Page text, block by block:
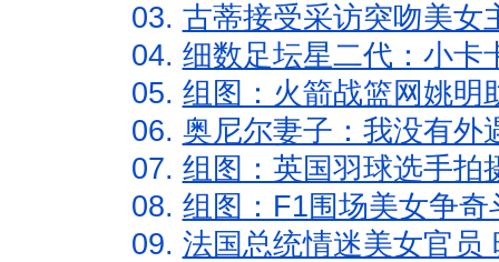
03. 古蒂接受采访突吻美女
04. 细数足坛星二代：小卡
05. 组图：火箭战篮网姚明
06. 奥尼尔妻子：我没有外
07. 组图：英国羽球选手拍
08. 组图：F1围场美女争
09. 法国总统情迷美女官员